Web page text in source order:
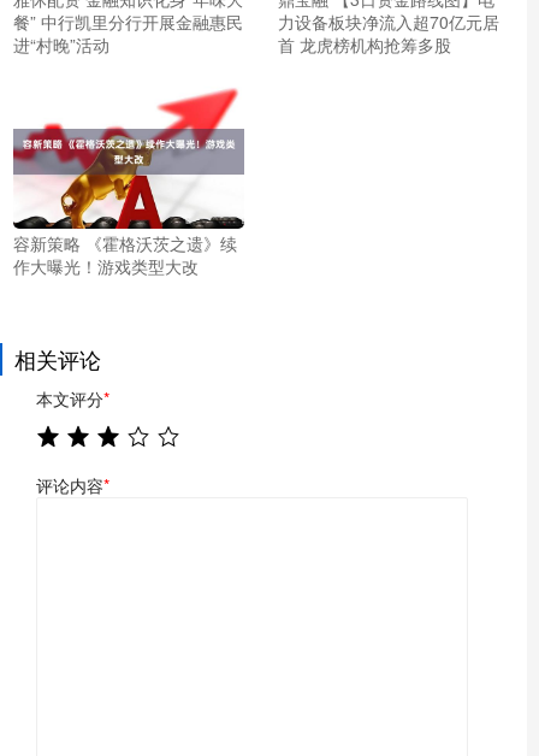
餐” 中行凯里分行开展金融惠民
进“村晚”活动
力设备板块净流入超70亿元居
首 龙虎榜机构抢筹多股
容新策略 《霍格沃茨之遗》续
作大曝光！游戏类型大改
相关评论
本文评分*
评论内容*